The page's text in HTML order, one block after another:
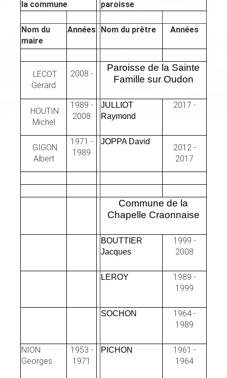
la commune paroisse
Nom du
maire
Années Nom du prêtre Années
LECOT
Gérard
2008 -
Paroisse de la Sainte
Famille sur Oudon
HOUTIN
Michel
1989 -
2008
JULLIOT
Raymond
2017 -
GIGON
Albert
1971 -
1989
JOPPA David
2012 -
2017
Commune de la
Chapelle Craonnaise
BOUTTIER
Jacques
1999 -
2008
LEROY
1989 -
1999
SOCHON
1964 -
1989
NION
Georges
1953 -
1971
PICHON
1961 -
1964